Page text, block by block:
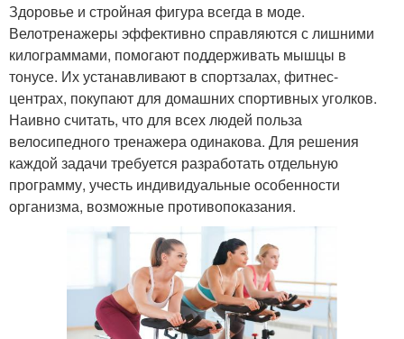
Здоровье и стройная фигура всегда в моде.
Велотренажеры эффективно справляются с лишними
килограммами, помогают поддерживать мышцы в
тонусе. Их устанавливают в спортзалах, фитнес-
центрах, покупают для домашних спортивных уголков.
Наивно считать, что для всех людей польза
велосипедного тренажера одинакова. Для решения
каждой задачи требуется разработать отдельную
программу, учесть индивидуальные особенности
организма, возможные противопоказания.